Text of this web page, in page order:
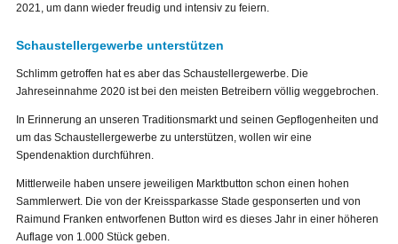
2021, um dann wieder freudig und intensiv zu feiern.
Schaustellergewerbe unterstützen
Schlimm getroffen hat es aber das Schaustellergewerbe. Die
Jahreseinnahme 2020 ist bei den meisten Betreibern völlig weggebrochen.
In Erinnerung an unseren Traditionsmarkt und seinen Gepflogenheiten und
um das Schaustellergewerbe zu unterstützen, wollen wir eine
Spendenaktion durchführen.
Mittlerweile haben unsere jeweiligen Marktbutton schon einen hohen
Sammlerwert. Die von der Kreissparkasse Stade gesponserten und von
Raimund Franken entworfenen Button wird es dieses Jahr in einer höheren
Auflage von 1.000 Stück geben.